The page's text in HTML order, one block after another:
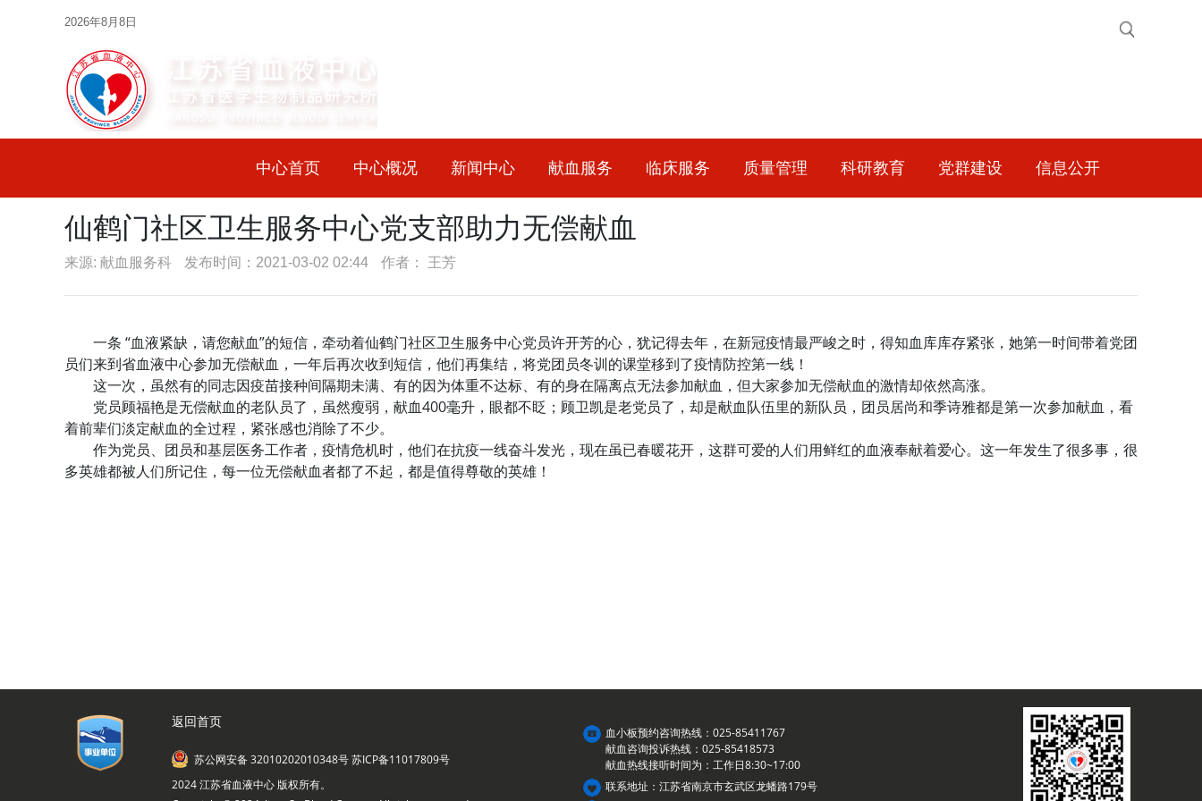
2026年8月8日
中心首页 中心概况 新闻中心 献血服务 临床服务 质量管理 科研教育 党群建设 信息公开
仙鹤门社区卫生服务中心党支部助力无偿献血
来源: 献血服务科 发布时间：2021-03-02 02:44 作者： 王芳
一条 “血液紧缺，请您献血”的短信，牵动着仙鹤门社区卫生服务中心党员许开芳的心，犹记得去年，在新冠疫情最严峻之时，得知血库库存紧张，她第一时间带着党团
员们来到省血液中心参加无偿献血，一年后再次收到短信，他们再集结，将党团员冬训的课堂移到了疫情防控第一线！
这一次，虽然有的同志因疫苗接种间隔期未满、有的因为体重不达标、有的身在隔离点无法参加献血，但大家参加无偿献血的激情却依然高涨。
党员顾福艳是无偿献血的老队员了，虽然瘦弱，献血400毫升，眼都不眨；顾卫凯是老党员了，却是献血队伍里的新队员，团员居尚和季诗雅都是第一次参加献血，看
着前辈们淡定献血的全过程，紧张感也消除了不少。
作为党员、团员和基层医务工作者，疫情危机时，他们在抗疫一线奋斗发光，现在虽已春暖花开，这群可爱的人们用鲜红的血液奉献着爱心。这一年发生了很多事，很
多英雄都被人们所记住，每一位无偿献血者都了不起，都是值得尊敬的英雄！
返回首页
苏公网安备 32010202010348号苏ICP备11017809号
2024 江苏省血液中心 版权所有。
血小板预约咨询热线：025-85411767
献血咨询投诉热线：025-85418573
献血热线接听时间为：工作日8:30~17:00
联系地址：江苏省南京市玄武区龙蟠路179号